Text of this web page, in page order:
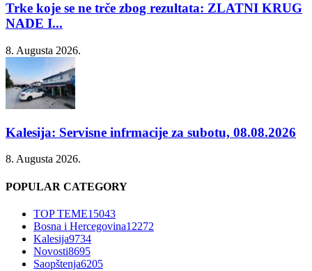
Trke koje se ne trče zbog rezultata: ZLATNI KRUG
NADE I...
8. Augusta 2026.
Kalesija: Servisne infrmacije za subotu, 08.08.2026
8. Augusta 2026.
POPULAR CATEGORY
TOP TEME15043
Bosna i Hercegovina12272
Kalesija9734
Novosti8695
Saopštenja6205